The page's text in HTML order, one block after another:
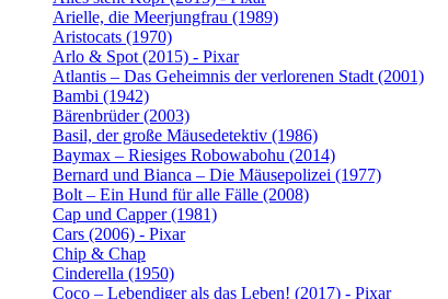
Arielle, die Meerjungfrau (1989)
Aristocats (1970)
Arlo & Spot (2015) - Pixar
Atlantis – Das Geheimnis der verlorenen Stadt (2001)
Bambi (1942)
Bärenbrüder (2003)
Basil, der große Mäusedetektiv (1986)
Baymax – Riesiges Robowabohu (2014)
Bernard und Bianca – Die Mäusepolizei (1977)
Bolt – Ein Hund für alle Fälle (2008)
Cap und Capper (1981)
Cars (2006) - Pixar
Chip & Chap
Cinderella (1950)
Coco – Lebendiger als das Leben! (2017) - Pixar